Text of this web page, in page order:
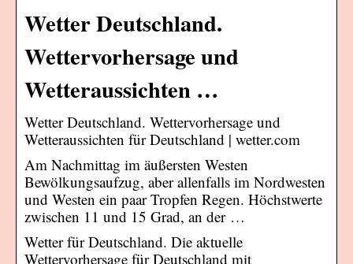
Wetter Deutschland.
Wettervorhersage und
Wetteraussichten …
Wetter Deutschland. Wettervorhersage und
Wetteraussichten für Deutschland | wetter.com
Am Nachmittag im äußersten Westen
Bewölkungsaufzug, aber allenfalls im Nordwesten
und Westen ein paar Tropfen Regen. Höchstwerte
zwischen 11 und 15 Grad, an der …
Wetter für Deutschland. Die aktuelle
Wettervorhersage für Deutschland mit